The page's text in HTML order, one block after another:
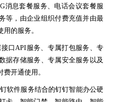
息套餐服务、电话会议套餐服
等，由企业组织付费充值并由最
的服务。
口API服务、专属打包服务、专
据存储服务、专属安全服务以及
开通使用。
软件服务结合的钉钉智能办公硬